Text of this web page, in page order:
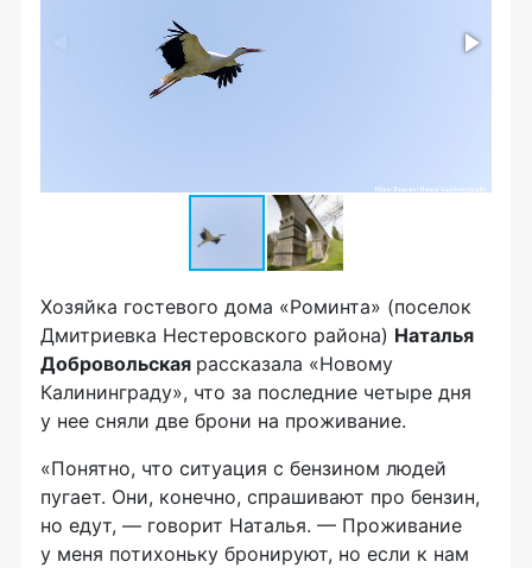
Хозяйка гостевого дома «Роминта» (поселок
Дмитриевка Нестеровского района) Наталья
Добровольская рассказала «Новому
Калининграду», что за последние четыре дня
у нее сняли две брони на проживание.
«Понятно, что ситуация с бензином людей
пугает. Они, конечно, спрашивают про бензин,
но едут, — говорит Наталья. — Проживание
у меня потихоньку бронируют, но если к нам